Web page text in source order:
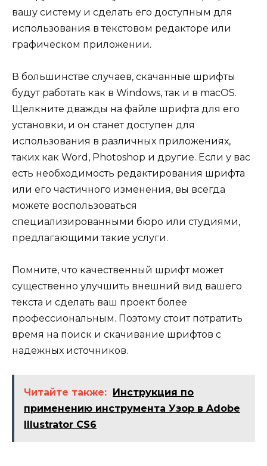
вашу систему и сделать его доступным для
использования в текстовом редакторе или
графическом приложении.
В большинстве случаев, скачанные шрифты
будут работать как в Windows, так и в macOS.
Щелкните дважды на файле шрифта для его
установки, и он станет доступен для
использования в различных приложениях,
таких как Word, Photoshop и другие. Если у вас
есть необходимость редактирования шрифта
или его частичного изменения, вы всегда
можете воспользоваться
специализированными бюро или студиями,
предлагающими такие услуги.
Помните, что качественный шрифт может
существенно улучшить внешний вид вашего
текста и сделать ваш проект более
профессиональным. Поэтому стоит потратить
время на поиск и скачивание шрифтов с
надежных источников.
Читайте также:
Инструкция по
применению инструмента Узор в Adobe
Illustrator CS6